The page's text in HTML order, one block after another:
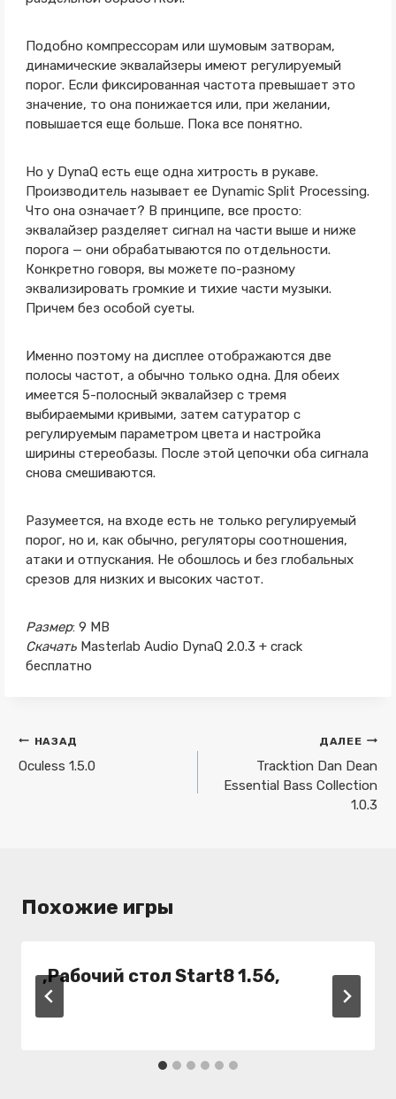
Подобно компрессорам или шумовым затворам,
динамические эквалайзеры имеют регулируемый
порог. Если фиксированная частота превышает это
значение, то она понижается или, при желании,
повышается еще больше. Пока все понятно.
Но у DynaQ есть еще одна хитрость в рукаве.
Производитель называет ее Dynamic Split Processing.
Что она означает? В принципе, все просто:
эквалайзер разделяет сигнал на части выше и ниже
порога — они обрабатываются по отдельности.
Конкретно говоря, вы можете по-разному
эквализировать громкие и тихие части музыки.
Причем без особой суеты.
Именно поэтому на дисплее отображаются две
полосы частот, а обычно только одна. Для обеих
имеется 5-полосный эквалайзер с тремя
выбираемыми кривыми, затем сатуратор с
регулируемым параметром цвета и настройка
ширины стереобазы. После этой цепочки оба сигнала
снова смешиваются.
Разумеется, на входе есть не только регулируемый
порог, но и, как обычно, регуляторы соотношения,
атаки и отпускания. Не обошлось и без глобальных
срезов для низких и высоких частот.
Размер: 9 MB
Скачать Masterlab Audio DynaQ 2.0.3 + crack
бесплатно
Навигация
по
НАЗАД
Oculess 1.5.0
ДАЛЕЕ
Tracktion Dan Dean
Essential Bass Collection
1.0.3
Похожие игры
,Рабочий стол Start8 1.56,